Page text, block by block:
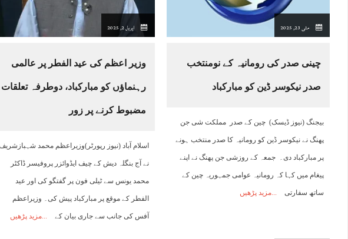
مئی 23, 2025
چینی صدر کی رومانیہ کے نومنتخب
صدر نیکوسر ڈین کو مبارکباد
بیجنگ (نیوز ڈیسک) چین کے صدر مملکت شی جن
پھنگ نے نیکوسر ڈین کو رومانیہ کا صدر منتخب ہونے
پر مبارکباد دی۔ جمعہ کے روزشی جن پھنگ نے اپنے
پیغام میں کہا کہ رومانیہ عوامی جمہوریہ چین کے
ساتھ سفارتی مزید پڑھیں
اپریل 2, 2025
وزیر اعظم کی عید الفطر پر عالمی
رہنماﺅں کو مبارکباد، دوطرفہ تعلقات
مضبوط کرنے پر زور
اسلام آباد (نیوز رپورٹر)وزیراعظم محمد
نے آج بنگلہ دیش کے چیف ایڈوائزر پروفیسر ڈاکٹر
محمد یونس سے ٹیلی فون پر گفتگو کی اور عید
الفطر کے موقع پر مبارکباد پیش کی۔ وزیراعظم
آفس کی جانب سے جاری بیان کے مزید پڑھیں